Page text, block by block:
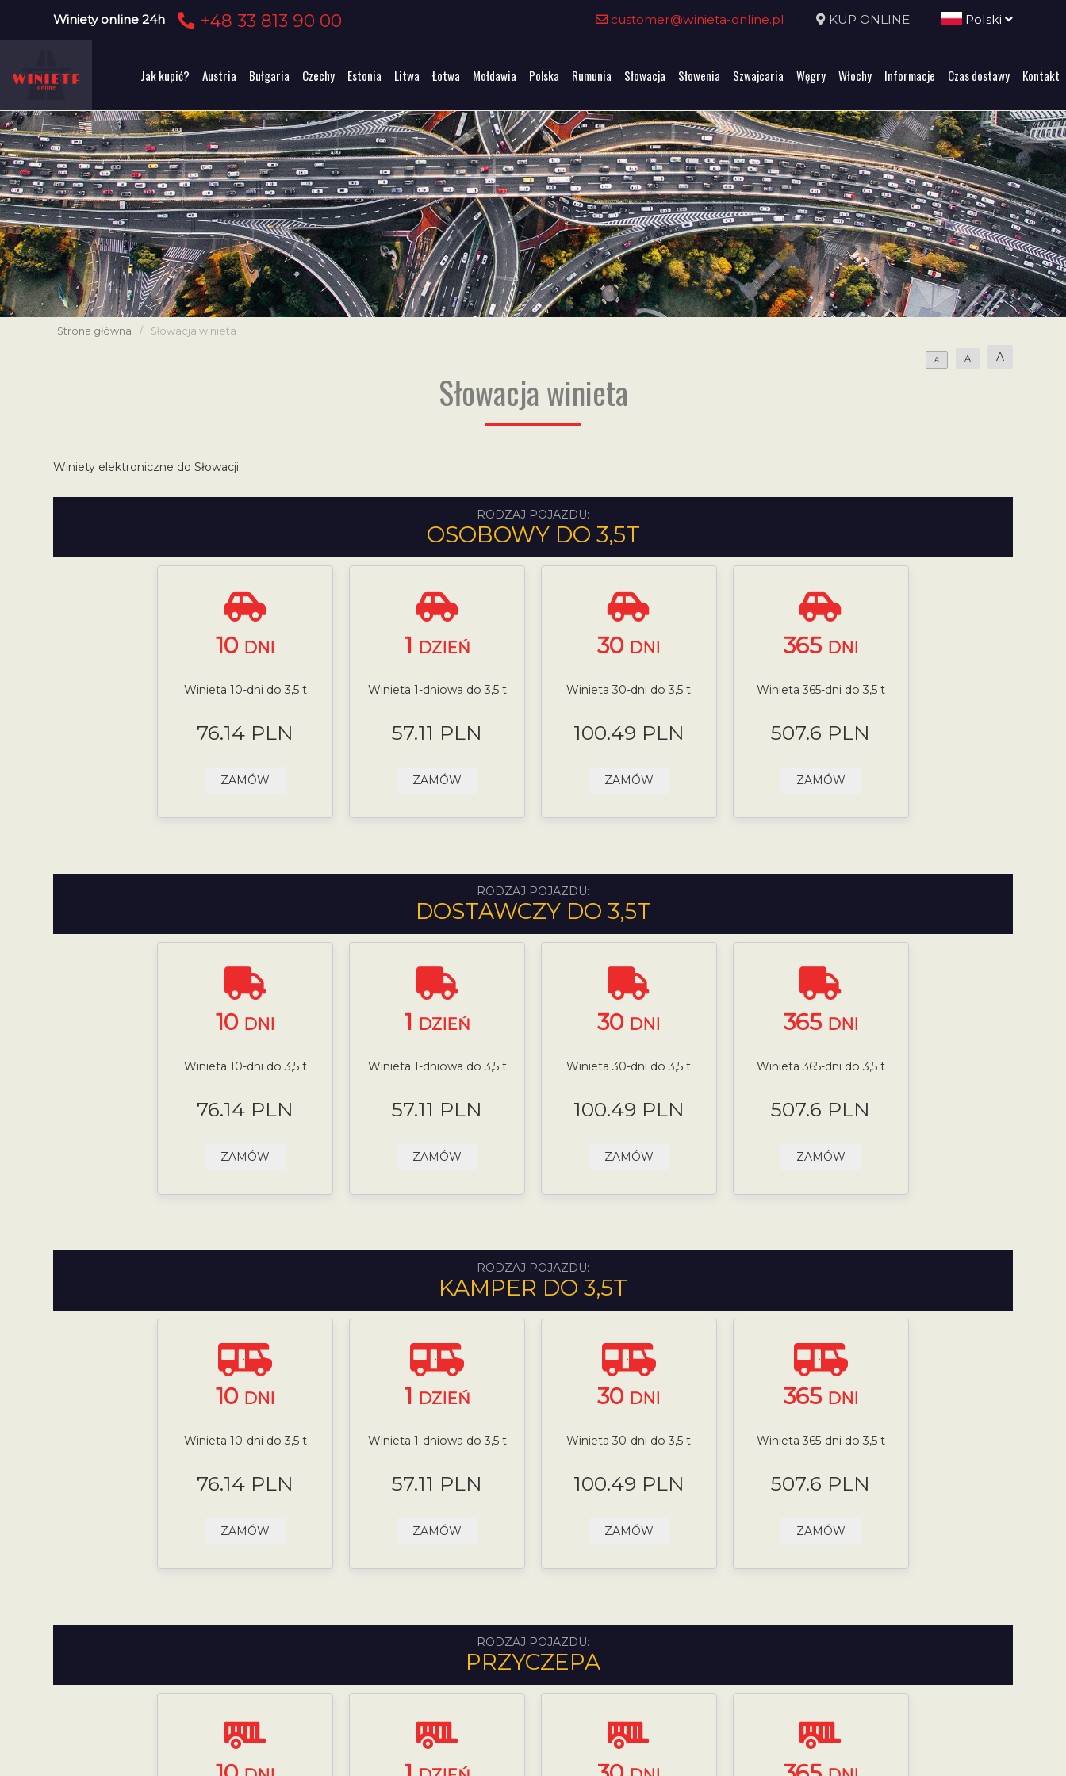
Winiety online 24h +48 33 813 90 00 customer@winieta-online.pl KUP ONLINE Polski
Jak kupić? Austria Bułgaria Czechy Estonia Litwa Łotwa Mołdawia Polska Rumunia Słowacja Słowenia Szwajcaria Węgry Włochy Informacje Czas dostawy Kontakt
Strona główna / Słowacja winieta
A A A
Słowacja winieta
Winiety elektroniczne do Słowacji:
RODZAJ POJAZDU:
OSOBOWY DO 3,5T
10 DNI
Winieta 10-dni do 3,5 t
76.14 PLN
ZAMÓW
1 DZIEŃ
Winieta 1-dniowa do 3,5 t
57.11 PLN
ZAMÓW
30 DNI
Winieta 30-dni do 3,5 t
100.49 PLN
ZAMÓW
365 DNI
Winieta 365-dni do 3,5 t
507.6 PLN
ZAMÓW
RODZAJ POJAZDU:
DOSTAWCZY DO 3,5T
10 DNI
Winieta 10-dni do 3,5 t
76.14 PLN
ZAMÓW
1 DZIEŃ
Winieta 1-dniowa do 3,5 t
57.11 PLN
ZAMÓW
30 DNI
Winieta 30-dni do 3,5 t
100.49 PLN
ZAMÓW
365 DNI
Winieta 365-dni do 3,5 t
507.6 PLN
ZAMÓW
RODZAJ POJAZDU:
KAMPER DO 3,5T
10 DNI
Winieta 10-dni do 3,5 t
76.14 PLN
ZAMÓW
1 DZIEŃ
Winieta 1-dniowa do 3,5 t
57.11 PLN
ZAMÓW
30 DNI
Winieta 30-dni do 3,5 t
100.49 PLN
ZAMÓW
365 DNI
Winieta 365-dni do 3,5 t
507.6 PLN
ZAMÓW
RODZAJ POJAZDU:
PRZYCZEPA